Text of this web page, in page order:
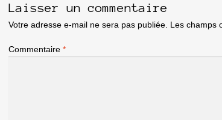
Laisser un commentaire
Votre adresse e-mail ne sera pas publiée. Les
Commentaire *